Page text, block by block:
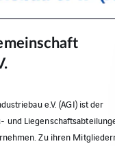
e.V. (AGI) ist der
und
Zu ihren